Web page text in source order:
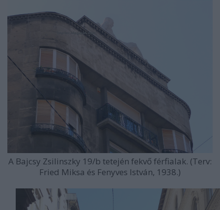
A Bajcsy Zsilinszky 19/b tetején fekvő férfialak. (Terv:
Fried Miksa és Fenyves István, 1938.)